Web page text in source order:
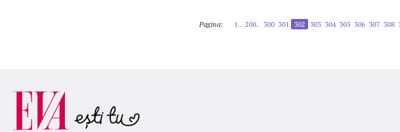
Pagina: 1.. 200.. 300 301 302 303 304 305 306 307 308